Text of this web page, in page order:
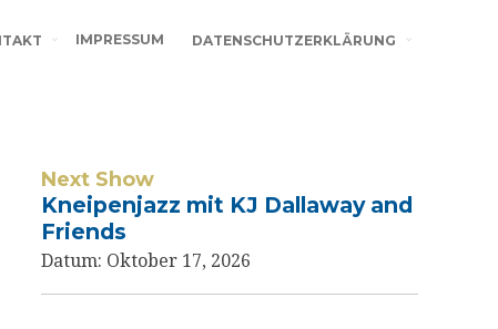
IMPRESSUM DATENSCHUTZERKLÄRUNG
Next Show
Kneipenjazz mit KJ Dallaway and
Friends
Datum: Oktober 17, 2026